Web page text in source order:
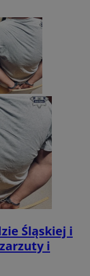
Śląskiej i
i